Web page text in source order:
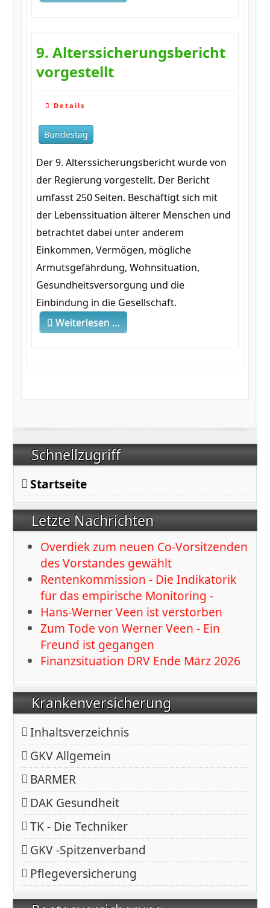
Schnellzugriff
Startseite
Letzte Nachrichten
Overdiek zum neuen Co-Vorsitzenden
des Vorstandes gewählt
Rentenkommission - Die Indikatorik
für das empirische Monitoring -
Hans-Werner Veen ist verstorben
Zum Tode von Werner Veen - Ein
Freund ist gegangen
Finanzsituation DRV Ende März 2026
Krankenversicherung
Inhaltsverzeichnis
GKV Allgemein
BARMER
DAK Gesundheit
TK - Die Techniker
GKV -Spitzenverband
Pflegeversicherung
9. Alterssicherungsbericht
vorgestellt
Details
Bundestag
Der 9. Alterssicherungsbericht wurde von
der Regierung vorgestellt. Der Bericht
umfasst 250 Seiten. Beschäftigt sich mit
der Lebenssituation älterer Menschen und
betrachtet dabei unter anderem
Einkommen, Vermögen, mögliche
Armutsgefährdung, Wohnsituation,
Gesundheitsversorgung und die
Einbindung in die Gesellschaft.
Weiterlesen …